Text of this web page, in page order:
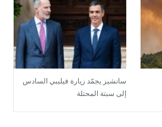
سانشيز يجمّد زيارة فيليبي السادس
إلى سبتة المحتلة